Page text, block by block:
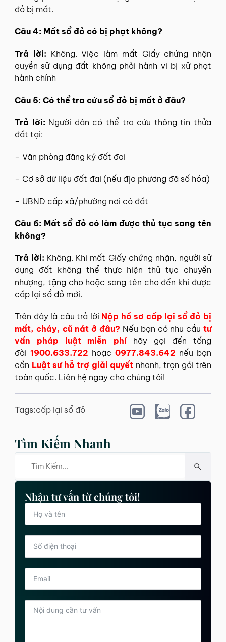
đỏ bị mất.
Câu 4: Mất sổ đỏ có bị phạt không?
Trả lời: Không. Việc làm mất Giấy chứng nhận
quyền sử dụng đất không phải hành vi bị xử phạt
hành chính
Câu 5: Có thể tra cứu sổ đỏ bị mất ở đâu?
Trả lời: Người dân có thể tra cứu thông tin thửa
đất tại:
– Văn phòng đăng ký đất đai
– Cơ sở dữ liệu đất đai (nếu địa phương đã số hóa)
– UBND cấp xã/phường nơi có đất
Câu 6: Mất sổ đỏ có làm được thủ tục sang tên
không?
Trả lời: Không. Khi mất Giấy chứng nhận, người sử
dụng đất không thể thực hiện thủ tục chuyển
nhượng, tặng cho hoặc sang tên cho đến khi được
cấp lại sổ đỏ mới.
Trên đây là câu trả lời Nộp hồ sơ cấp lại sổ đỏ bị
mất, cháy, cũ nát ở đâu? Nếu bạn có nhu cầu tư
vấn pháp luật miễn phí
hãy gọi đến tổng
đài 1900.633.722 hoặc 0977.843.642 nếu bạn
cần Luật sư hỗ trợ giải quyết nhanh, trọn gói trên
toàn quốc. Liên hệ ngay cho chúng tôi!
Tags:cấp lại sổ đỏ
Tìm Kiếm Nhanh
Nhận tư vấn từ chúng tôi!